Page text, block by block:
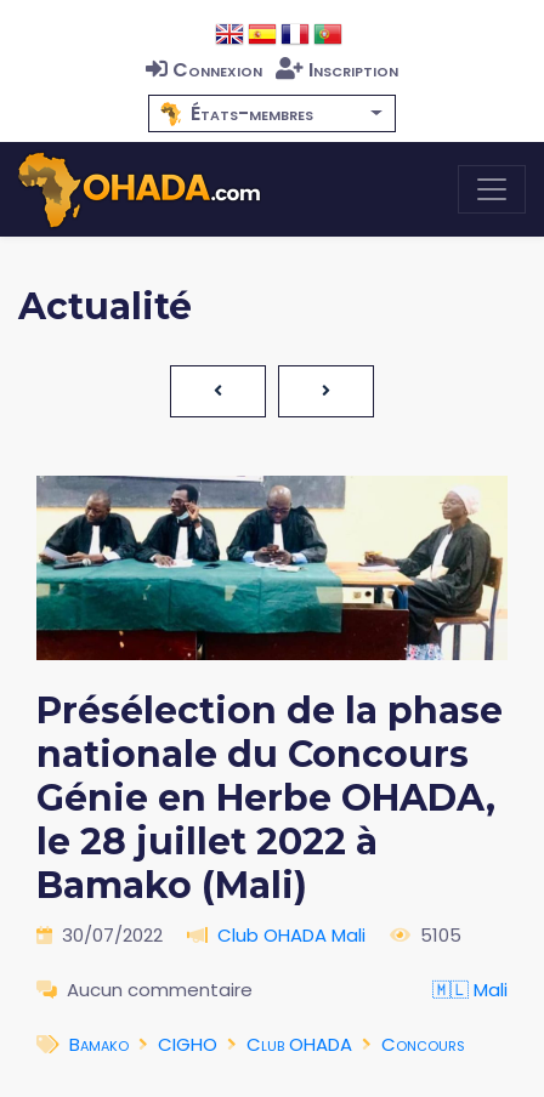
Connexion
Inscription
États-membres
Actualité
Présélection de la phase
nationale du Concours
Génie en Herbe OHADA,
le 28 juillet 2022 à
Bamako (Mali)
30/07/2022 Club OHADA Mali 5105
Aucun commentaire 🇲🇱 Mali
Bamako CIGHO Club OHADA Concours